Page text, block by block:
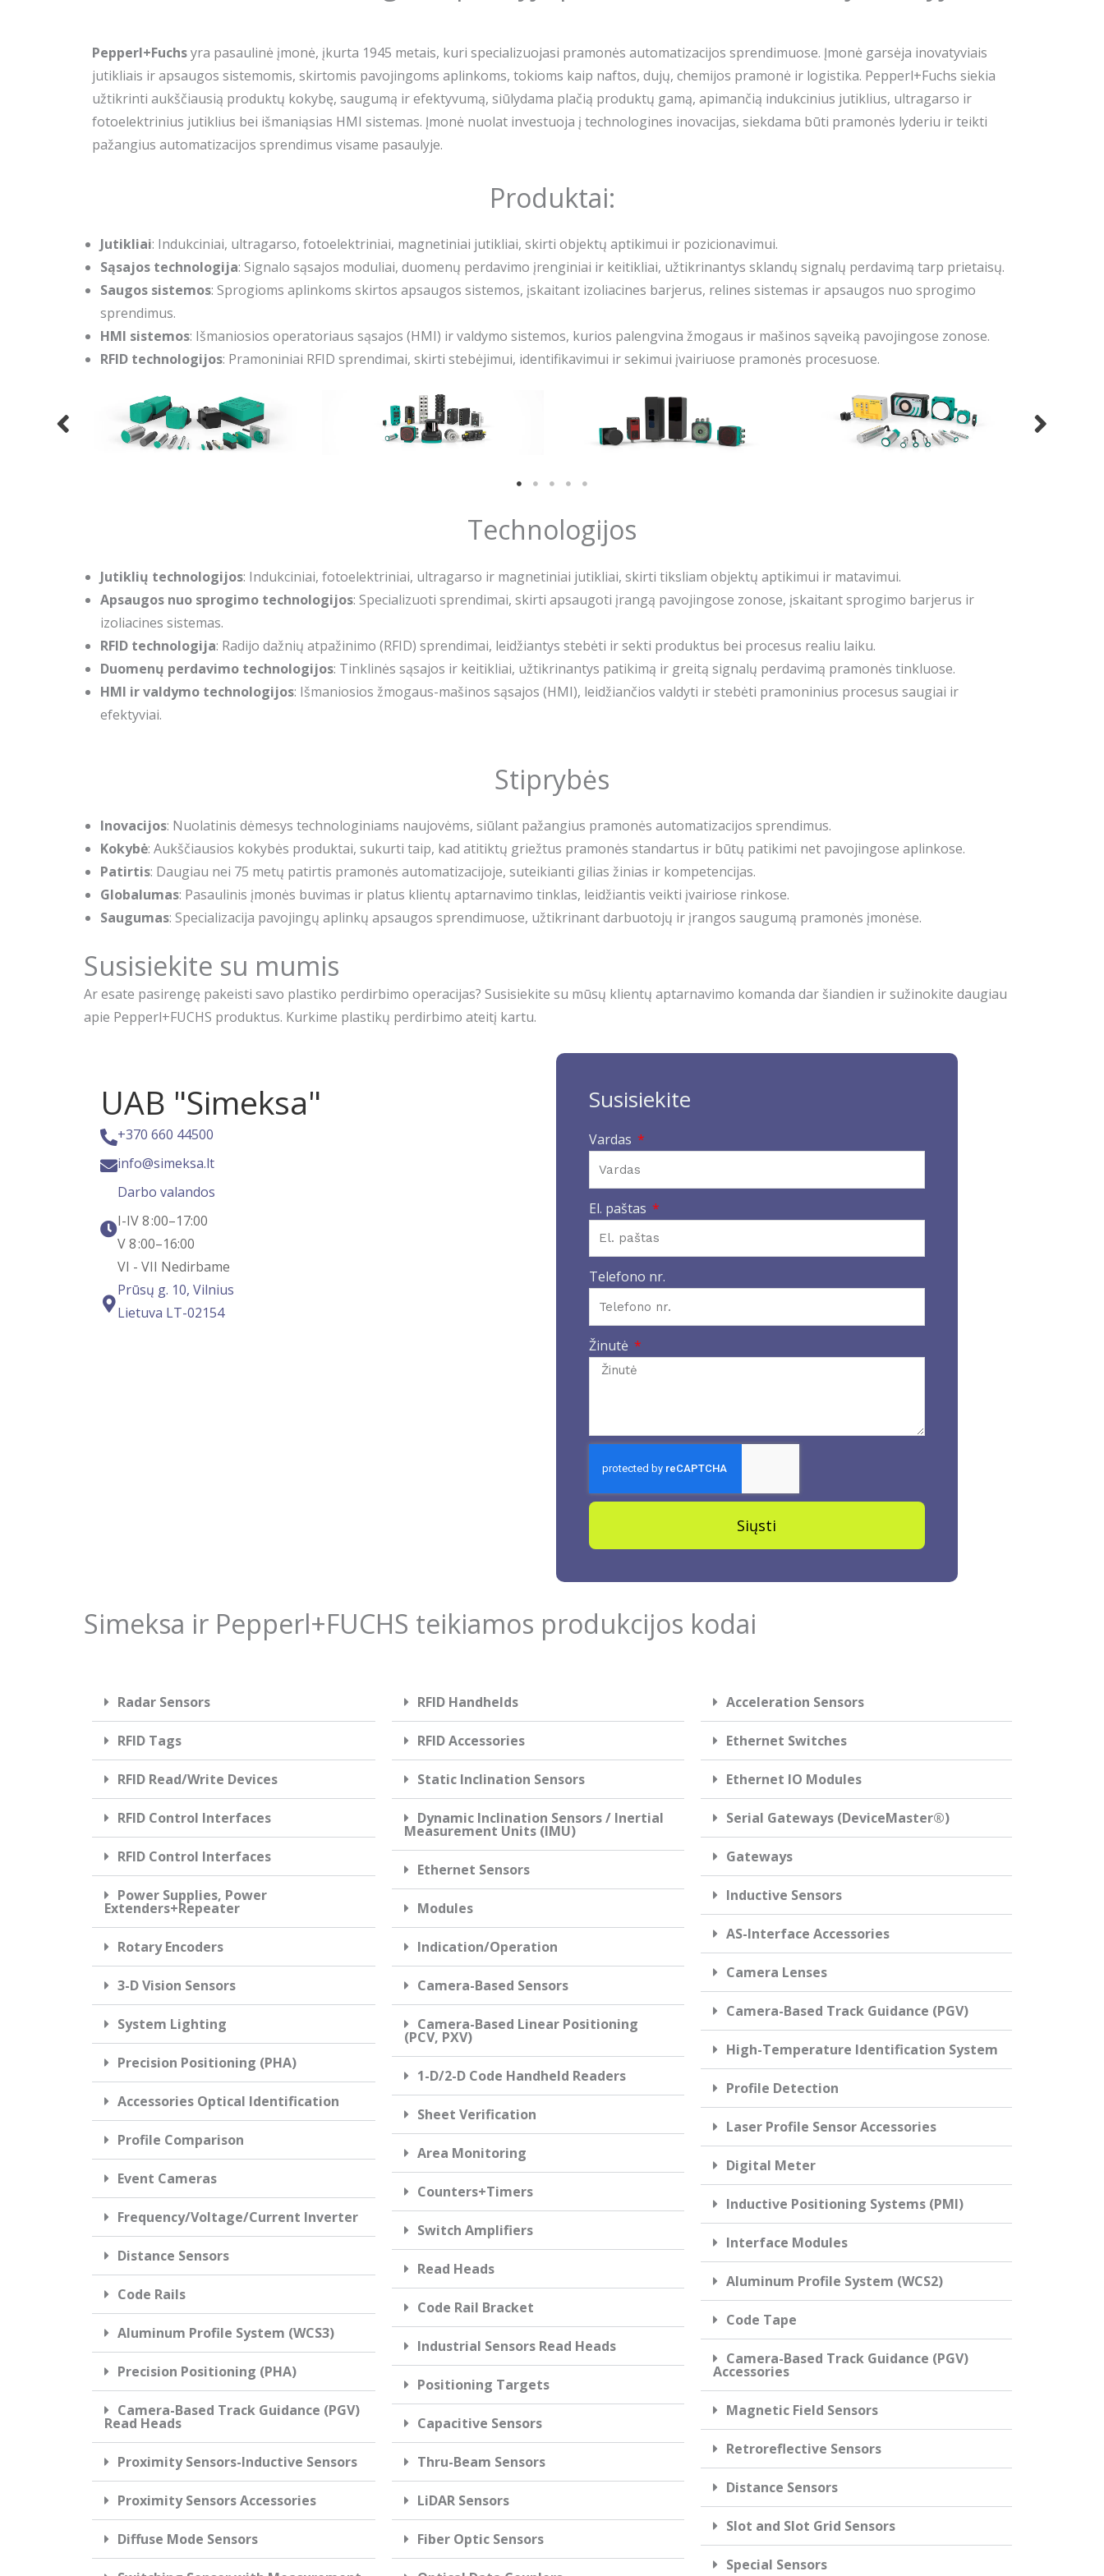
Pepperl+Fuchsyra pasaulinė įmonė, įkurta 1945 metais, kuri specializuojasi pramonės automatizacijos sprendimuose. Įmonė garsėja inovatyviais
jutikliais ir apsaugos sistemomis, skirtomis pavojingoms aplinkoms, tokioms kaip naftos, dujų, chemijos pramonė ir logistika. Pepperl+Fuchs siekia
užtikrinti aukščiausią produktų kokybę, saugumą ir efektyvumą, siūlydama plačią produktų gamą, apimančią indukcinius jutiklius, ultragarso ir
fotoelektrinius jutiklius bei išmaniąsias HMI sistemas. Įmonė nuolat investuoja į technologines inovacijas, siekdama būti pramonės lyderiu ir teikti
pažangius automatizacijos sprendimus visame pasaulyje.
Produktai:
Jutikliai: Indukciniai, ultragarso, fotoelektriniai, magnetiniai jutikliai, skirti objektų aptikimui ir pozicionavimui.
Sąsajos technologija: Signalo sąsajos moduliai, duomenų perdavimo įrenginiai ir keitikliai, užtikrinantys sklandų signalų perdavimą tarp prietaisų.
Saugos sistemos: Sprogioms aplinkoms skirtos apsaugos sistemos, įskaitant izoliacines barjerus, relines sistemas ir apsaugos nuo sprogimo
sprendimus.
HMI sistemos: Išmaniosios operatoriaus sąsajos (HMI) ir valdymo sistemos, kurios palengvina žmogaus ir mašinos sąveiką pavojingose zonose.
RFID technologijos: Pramoniniai RFID sprendimai, skirti stebėjimui, identifikavimui ir sekimui įvairiuose pramonės procesuose.
Technologijos
Jutiklių technologijos: Indukciniai, fotoelektriniai, ultragarso ir magnetiniai jutikliai, skirti tiksliam objektų aptikimui ir matavimui.
Apsaugos nuo sprogimo technologijos: Specializuoti sprendimai, skirti apsaugoti įrangą pavojingose zonose, įskaitant sprogimo barjerus ir
izoliacines sistemas.
RFID technologija: Radijo dažnių atpažinimo (RFID) sprendimai, leidžiantys stebėti ir sekti produktus bei procesus realiu laiku.
Duomenų perdavimo technologijos: Tinklinės sąsajos ir keitikliai, užtikrinantys patikimą ir greitą signalų perdavimą pramonės tinkluose.
HMI ir valdymo technologijos: Išmaniosios žmogaus-mašinos sąsajos (HMI), leidžiančios valdyti ir stebėti pramoninius procesus saugiai ir
efektyviai.
Stiprybės
Inovacijos: Nuolatinis dėmesys technologiniams naujovėms, siūlant pažangius pramonės automatizacijos sprendimus.
Kokybė: Aukščiausios kokybės produktai, sukurti taip, kad atitiktų griežtus pramonės standartus ir būtų patikimi net pavojingose aplinkose.
Patirtis: Daugiau nei 75 metų patirtis pramonės automatizacijoje, suteikianti gilias žinias ir kompetencijas.
Globalumas: Pasaulinis įmonės buvimas ir platus klientų aptarnavimo tinklas, leidžiantis veikti įvairiose rinkose.
Saugumas: Specializacija pavojingų aplinkų apsaugos sprendimuose, užtikrinant darbuotojų ir įrangos saugumą pramonės įmonėse.
Susisiekite su mumis
Ar esate pasirengę pakeisti savo plastiko perdirbimo operacijas? Susisiekite su mūsų klientų aptarnavimo komanda dar šiandien ir sužinokite daugiau
apie Pepperl+FUCHS produktus. Kurkime plastikų perdirbimo ateitį kartu.
UAB "Simeksa"
+370 660 44500
info@simeksa.lt
Darbo valandos
I-IV 8 :00–17:00
V 8 :00–16:00
VI - VII Nedirbame
Prūsų g. 10, Vilnius
Lietuva LT-02154​
Susisiekite
Vardas
El. paštas
Telefono nr.
Žinutė
Siųsti
Simeksa ir Pepperl+FUCHS teikiamos produkcijos kodai
Radar Sensors
RFID Tags
RFID Read/Write Devices
RFID Control Interfaces
RFID Control Interfaces
Power Supplies, Power
Extenders+Repeater
Rotary Encoders
3-D Vision Sensors
System Lighting
Precision Positioning (PHA)
Accessories Optical Identification
Profile Comparison
Event Cameras
Frequency/Voltage/Current Inverter
Distance Sensors
Code Rails
Aluminum Profile System (WCS3)
Precision Positioning (PHA)
Camera-Based Track Guidance (PGV)
Read Heads
Proximity Sensors-Inductive Sensors
Proximity Sensors Accessories
Diffuse Mode Sensors
RFID Handhelds
RFID Accessories
Static Inclination Sensors
Dynamic Inclination Sensors / Inertial
Measurement Units (IMU)
Ethernet Sensors
Modules
Indication/Operation
Camera-Based Sensors
Camera-Based Linear Positioning
(PCV, PXV)
1-D/2-D Code Handheld Readers
Sheet Verification
Area Monitoring
Counters+Timers
Switch Amplifiers
Read Heads
Code Rail Bracket
Industrial Sensors Read Heads
Positioning Targets
Capacitive Sensors
Thru-Beam Sensors
LiDAR Sensors
Fiber Optic Sensors
Acceleration Sensors
Ethernet Switches
Ethernet IO Modules
Serial Gateways (DeviceMaster®)
Gateways
Inductive Sensors
AS-Interface Accessories
Camera Lenses
Camera-Based Track Guidance (PGV)
High-Temperature Identification System
Profile Detection
Laser Profile Sensor Accessories
Digital Meter
Inductive Positioning Systems (PMI)
Interface Modules
Aluminum Profile System (WCS2)
Code Tape
Camera-Based Track Guidance (PGV)
Accessories
Magnetic Field Sensors
Retroreflective Sensors
Distance Sensors
Slot and Slot Grid Sensors
Special Sensors